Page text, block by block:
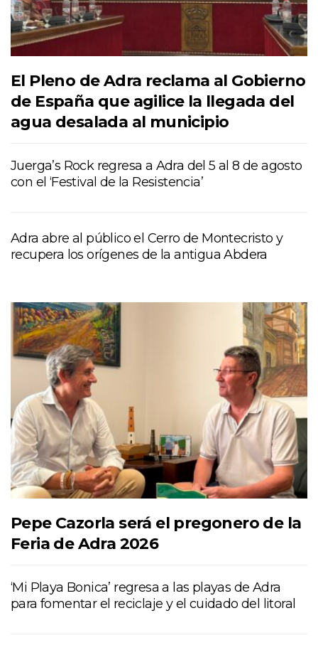
El Pleno de Adra reclama al Gobierno
de España que agilice la llegada del
agua desalada al municipio
Juerga’s Rock regresa a Adra del 5 al 8 de agosto
con el ‘Festival de la Resistencia’
Adra abre al público el Cerro de Montecristo y
recupera los orígenes de la antigua Abdera
Pepe Cazorla será el pregonero de la
Feria de Adra 2026
‘Mi Playa Bonica’ regresa a las playas de Adra
para fomentar el reciclaje y el cuidado del litoral